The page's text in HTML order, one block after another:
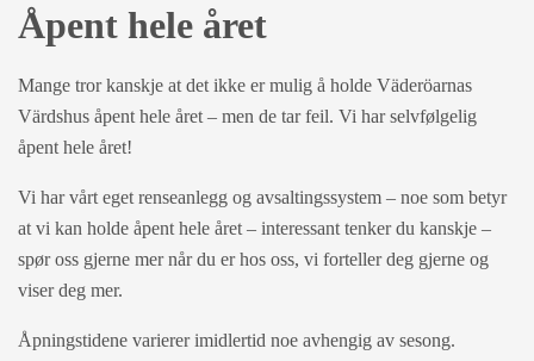
Åpent hele året
Mange tror kanskje at det ikke er mulig å holde Väderöarnas
Värdshus åpent hele året – men de tar feil. Vi har selvfølgelig
åpent hele året!
Vi har vårt eget renseanlegg og avsaltingssystem – noe som betyr
at vi kan holde åpent hele året – interessant tenker du kanskje –
spør oss gjerne mer når du er hos oss, vi forteller deg gjerne og
viser deg mer.
Åpningstidene varierer imidlertid noe avhengig av sesong.